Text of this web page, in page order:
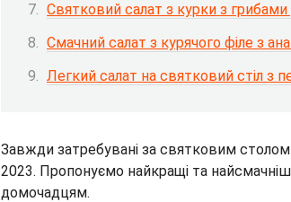
Святковий салат з курки з
Смачний салат з курячого філе з
Легкий салат на святковий стіл з
Завжди затребувані за святковим
2023. Пропонуємо найкращі та
домочадцям.